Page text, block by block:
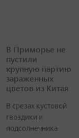
В Приморье не
пустили
крупную партию
зараженных
цветов из Китая
В срезах кустовой
гвоздики и
подсолнечника